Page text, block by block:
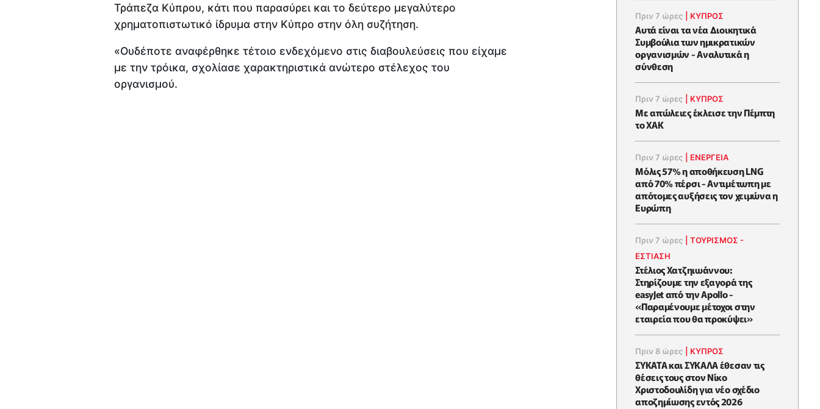
Τράπεζα Κύπρου, κάτι που παρασύρει και το δεύτερο μεγαλύτερο
χρηματοπιστωτικό ίδρυμα στην Κύπρο στην όλη συζήτηση.
«Ουδέποτε αναφέρθηκε τέτοιο ενδεχόμενο στις διαβουλεύσεις που είχαμε
με την τρόικα, σχολίασε χαρακτηριστικά ανώτερο στέλεχος του
οργανισμού.
Πριν 7 ώρες ΚΥΠΡΟΣ
Αυτά είναι τα νέα Διοικητικά
Συμβούλια των ημικρατικών
οργανισμών - Αναλυτικά η
σύνθεση
Πριν 7 ώρες ΚΥΠΡΟΣ
Με απώλειες έκλεισε την Πέμπτη
το ΧΑΚ
Πριν 7 ώρες ΕΝΈΡΓΕΙΑ
Μόλις 57% η αποθήκευση LNG
από 70% πέρσι - Αντιμέτωπη με
απότομες αυξήσεις τον χειμώνα η
Ευρώπη
Πριν 7 ώρες |ΤΟΥΡΙΣΜΟΣ -
ΕΣΤΙΑΣΗ
Στέλιος Χατζηιωάννου:
Στηρίζουμε την εξαγορά της
easyJet από την Apollo -
«Παραμένουμε μέτοχοι στην
εταιρεία που θα προκύψει»
Πριν 8 ώρες ΚΥΠΡΟΣ
ΣΥΚΑΤΑ και ΣΥΚΑΛΑ έθεσαν τις
θέσεις τους στον Νίκο
Χριστοδουλίδη για νέο σχέδιο
αποζημίωσης εντός 2026